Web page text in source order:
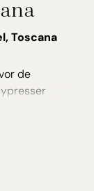
Toscana
de
Casole, a